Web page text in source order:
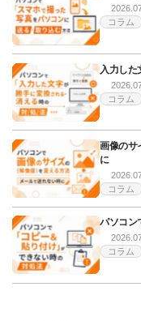
コラム
入力した
コラム
画像のサ
に
コラム
パソコン
コラム